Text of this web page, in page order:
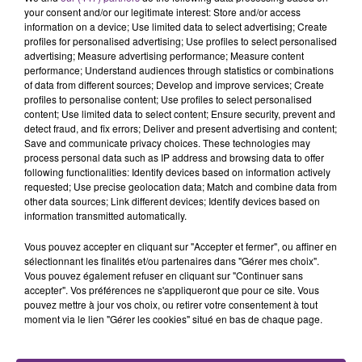
TITRES DIFFUSÉS
9h01
9h01
SHAKIRA FEAT. BURNA BOY
8h58
8h58
PIERRE DE MAERE
your consent and/or our legitimate interest: Store and/or access
information on a device; Use limited data to select advertising; Create
profiles for personalised advertising; Use profiles to select personalised
advertising; Measure advertising performance; Measure content
performance; Understand audiences through statistics or combinations
of data from different sources; Develop and improve services; Create
profiles to personalise content; Use profiles to select personalised
content; Use limited data to select content; Ensure security, prevent and
detect fraud, and fix errors; Deliver and present advertising and content;
Save and communicate privacy choices. These technologies may
process personal data such as IP address and browsing data to offer
following functionalities: Identify devices based on information actively
requested; Use precise geolocation data; Match and combine data from
other data sources; Link different devices; Identify devices based on
information transmitted automatically.
Vous pouvez accepter en cliquant sur "Accepter et fermer", ou affiner en
sélectionnant les finalités et/ou partenaires dans "Gérer mes choix".
Vous pouvez également refuser en cliquant sur "Continuer sans
accepter". Vos préférences ne s'appliqueront que pour ce site. Vous
pouvez mettre à jour vos choix, ou retirer votre consentement à tout
moment via le lien "Gérer les cookies" situé en bas de chaque page.